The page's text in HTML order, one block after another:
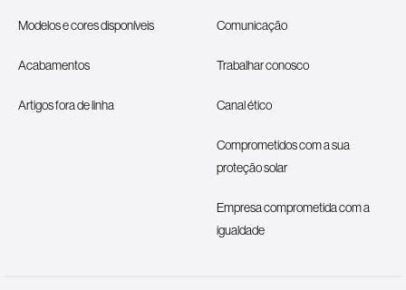
Modelos e cores disponíveis
Acabamentos
Artigos fora de linha
Comunicação
Trabalhar conosco
Canal ético
Comprometidos com a sua
proteção solar
Empresa comprometida com a
igualdade